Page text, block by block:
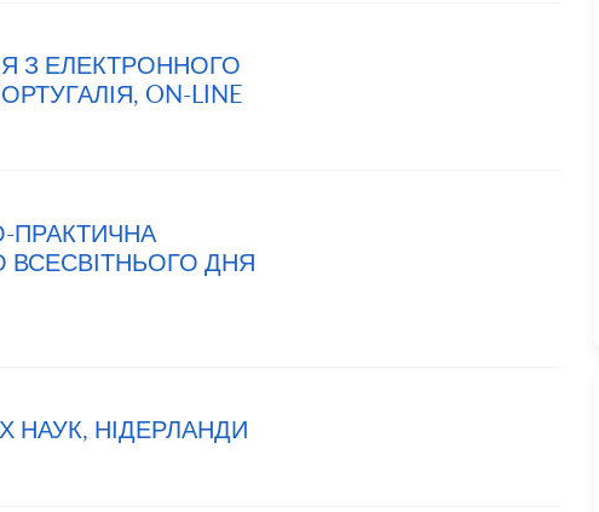
З ЕЛЕКТРОННОГО
ON-LINE
ПРАКТИЧНА
ДНЯ
НАУК, НІДЕРЛАНДИ